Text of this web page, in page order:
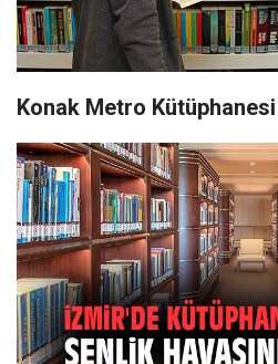
Konak Metro Kütüphanesi